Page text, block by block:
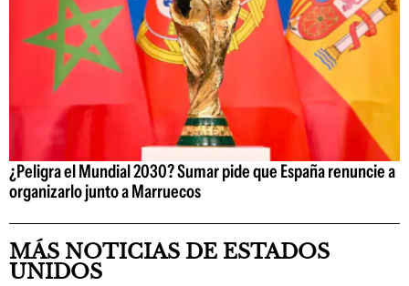
¿Peligra el Mundial 2030? Sumar pide que España renuncie a
organizarlo junto a Marruecos
MÁS NOTICIAS DE ESTADOS
UNIDOS